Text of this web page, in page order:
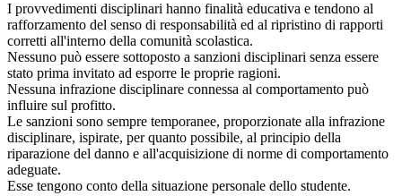
I provvedimenti disciplinari hanno finalità educativa e tendono al
rafforzamento del senso di responsabilità ed al ripristino di rapporti
corretti all'interno della comunità scolastica.
Nessuno può essere sottoposto a sanzioni disciplinari senza essere
stato prima invitato ad esporre le proprie ragioni.
Nessuna infrazione disciplinare connessa al comportamento può
influire sul profitto.
Le sanzioni sono sempre temporanee, proporzionate alla infrazione
disciplinare, ispirate, per quanto possibile, al principio della
riparazione del danno e all'acquisizione di norme di comportamento
adeguate.
Esse tengono conto della situazione personale dello studente.